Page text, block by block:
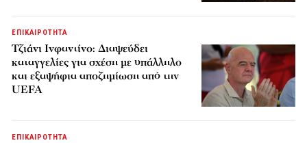
ΕΠΙΚΑΙΡΟΤΗΤΑ
Τζιάνι Ινφαντίνο: Διαψεύδει
καταγγελίες για σχέση με υπάλληλο
και εξαψήφια αποζημίωση από την
UEFA
ΕΠΙΚΑΙΡΟΤΗΤΑ